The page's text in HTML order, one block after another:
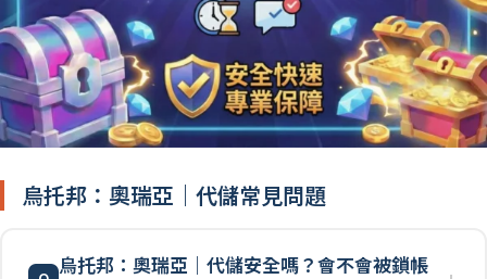
烏托邦：奧瑞亞｜代儲常見問題
烏托邦：奧瑞亞｜代儲安全嗎？會不會被鎖帳